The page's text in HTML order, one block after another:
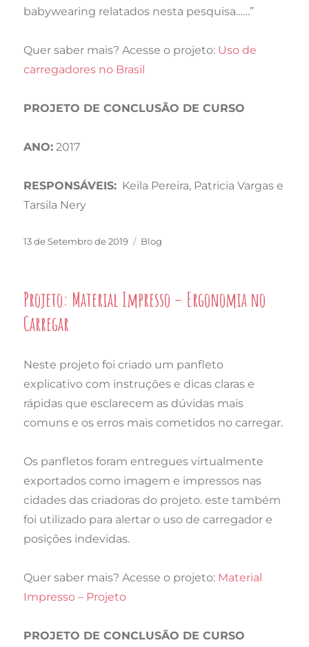
babywearing relatados nesta pesquisa……”
Quer saber mais? Acesse o projeto: Uso de
carregadores no Brasil
PROJETO DE CONCLUSÃO DE CURSO
ANO: 2017
RESPONSÁVEIS: Keila Pereira, Patricia Vargas e
Tarsila Nery
Publicado
13 de Setembro de 2019 Categorias
Blog
Projeto: Material Impresso – Ergonomia no
Carregar
Neste projeto foi criado um panfleto
explicativo com instruções e dicas claras e
rápidas que esclarecem as dúvidas mais
comuns e os erros mais cometidos no carregar.
Os panfletos foram entregues virtualmente
exportados como imagem e impressos nas
cidades das criadoras do projeto. este também
foi utilizado para alertar o uso de carregador e
posições indevidas.
Quer saber mais? Acesse o projeto: Material
Impresso – Projeto
PROJETO DE CONCLUSÃO DE CURSO